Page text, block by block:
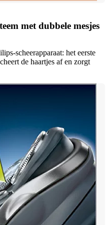
met dubbele mesjes
scheerapparaat: het eerste
de haartjes af en zorgt